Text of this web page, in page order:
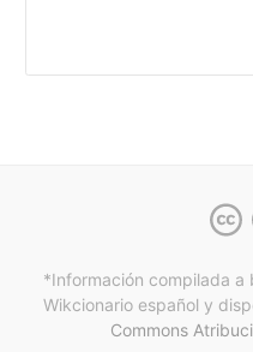
*Información compilada
Wikcionario español y
Commons